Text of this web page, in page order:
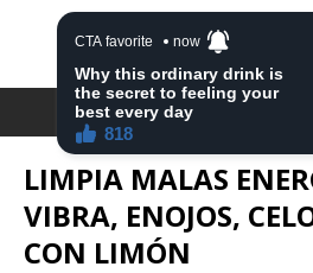
LIMPIA MALAS
VIBRA, ENOJOS,
CON LIMÓN